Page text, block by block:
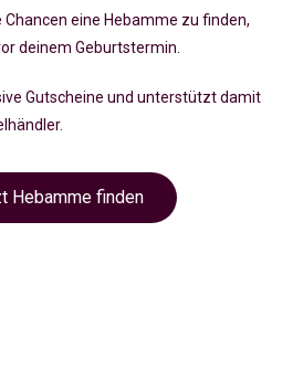
Chancen eine Hebamme zu finden,
deinem Geburtstermin
Gutscheine und unterstützt damit
Hebamme finden